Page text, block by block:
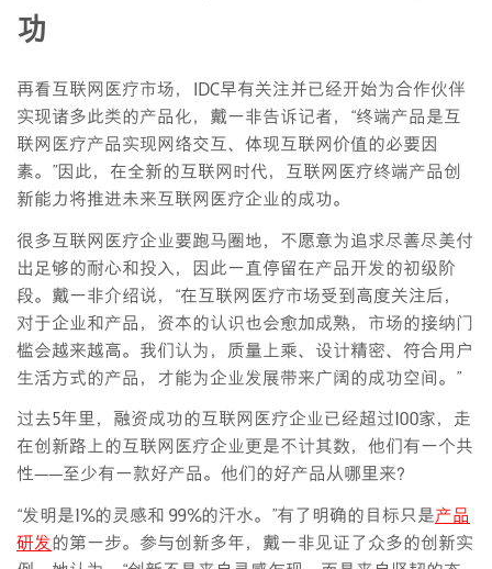
功
再看互联网医疗市场，IDC早有关注并已经开始为合作伙伴
实现诸多此类的产品化，戴一非告诉记者，“终端产品是互
联网医疗产品实现网络交互、体现互联网价值的必要因
素。”因此，在全新的互联网时代，互联网医疗终端产品创
新能力将推进未来互联网医疗企业的成功。
很多互联网医疗企业要跑马圈地，不愿意为追求尽善尽美付
出足够的耐心和投入，因此一直停留在产品开发的初级阶
段。戴一非介绍说，“在互联网医疗市场受到高度关注后，
对于企业和产品，资本的认识也会愈加成熟，市场的接纳门
槛会越来越高。我们认为，质量上乘、设计精密、符合用户
生活方式的产品，才能为企业发展带来广阔的成功空间。”
过去5年里，融资成功的互联网医疗企业已经超过100家，走
在创新路上的互联网医疗企业更是不计其数，他们有一个共
性——至少有一款好产品。他们的好产品从哪里来？
“发明是1%的灵感和 99%的汗水。”有了明确的目标只是产品
研发 的第一步。参与创新多年，戴一非见证了众多的创新实